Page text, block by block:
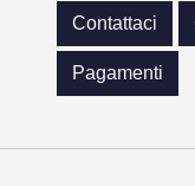
Contattaci
Pagamenti